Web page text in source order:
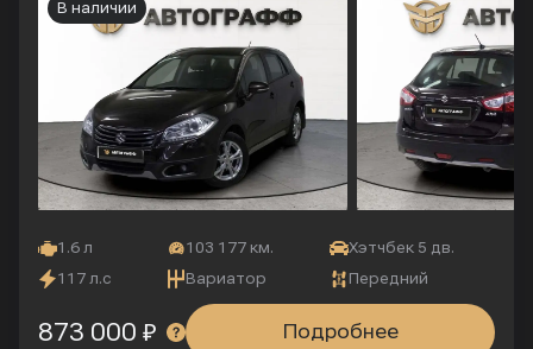
1.6 л 103 177 км.
Хэтчбек 5 дв.
117 л.с
Вариатор Передний
В наличии
Подробнее
873 000 ₽